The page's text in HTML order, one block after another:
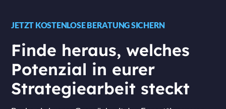
JETZT KOSTENLOSE BERATUNG SICHERN
Finde heraus, welches
Potenzial in eurer
Strategiearbeit steckt